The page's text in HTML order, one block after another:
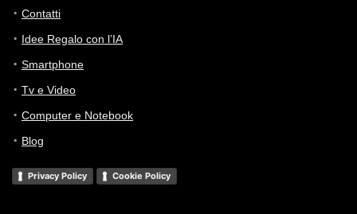
Contatti
Idee Regalo con l’IA
Smartphone
Tv e Video
Computer e Notebook
Blog
Privacy Policy Cookie Policy